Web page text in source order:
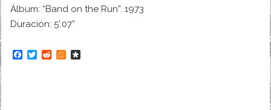
Álbum: “Band on the Run”. 1973
Duración: 5’.07”
F
T
R
M